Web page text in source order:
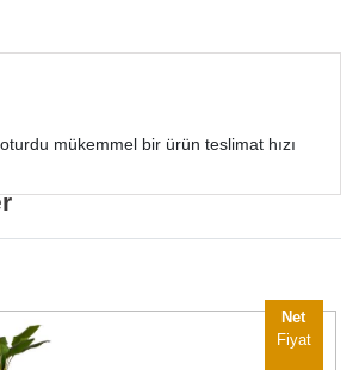
mükemmel bir ürün teslimat hızı
Net
Fiyat